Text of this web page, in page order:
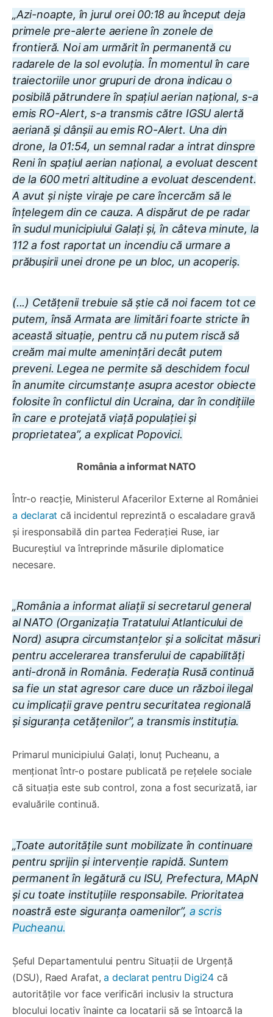
„Azi-noapte, în jurul orei 00:18 au început deja
primele pre-alerte aeriene în zonele de
frontieră. Noi am urmărit în permanentă cu
radarele de la sol evoluția. În momentul în care
traiectoriile unor grupuri de drona indicau o
posibilă pătrundere în spațiul aerian național, s-a
emis RO-Alert, s-a transmis către IGSU alertă
aeriană și dânșii au emis RO-Alert. Una din
drone, la 01:54, un semnal radar a intrat dinspre
Reni în spațiul aerian național, a evoluat descent
de la 600 metri altitudine a evoluat descendent.
A avut și niște viraje pe care încercăm să le
înțelegem din ce cauza. A dispărut de pe radar
în sudul municipiului Galați și, în câteva minute, la
112 a fost raportat un incendiu că urmare a
prăbușirii unei drone pe un bloc, un acoperiș.
(...) Cetățenii trebuie să știe că noi facem tot ce
putem, însă Armata are limitări foarte stricte în
această situație, pentru că nu putem riscă să
creăm mai multe amenințări decât putem
preveni. Legea ne permite să deschidem focul
în anumite circumstanțe asupra acestor obiecte
folosite în conflictul din Ucraina, dar în condițiile
în care e protejată viață populației și
proprietatea”, a explicat Popovici.
România a informat NATO
Într-o reacție, Ministerul Afacerilor Externe al României
a declarat că incidentul reprezintă o escaladare gravă
și iresponsabilă din partea Federației Ruse, iar
Bucureștiul va întreprinde măsurile diplomatice
necesare.
„România a informat aliații si secretarul general
al NATO (Organizația Tratatului Atlanticului de
Nord) asupra circumstanțelor și a solicitat măsuri
pentru accelerarea transferului de capabilități
anti-dronă in România. Federația Rusă continuă
sa fie un stat agresor care duce un război ilegal
cu implicații grave pentru securitatea regională
și siguranța cetățenilor”, a transmis instituția.
Primarul municipiului Galați, Ionuț Pucheanu, a
menționat într-o postare publicată pe rețelele sociale
că situația este sub control, zona a fost securizată, iar
evaluările continuă.
„Toate autoritățile sunt mobilizate în continuare
pentru sprijin și intervenție rapidă. Suntem
permanent în legătură cu ISU, Prefectura, MApN
și cu toate instituțiile responsabile. Prioritatea
noastră este siguranța oamenilor”, a scris
Pucheanu.
Șeful Departamentului pentru Situații de Urgență
(DSU), Raed Arafat, a declarat pentru Digi24 că
autoritățile vor face verificări inclusiv la structura
blocului locativ înainte ca locatarii să se întoarcă la